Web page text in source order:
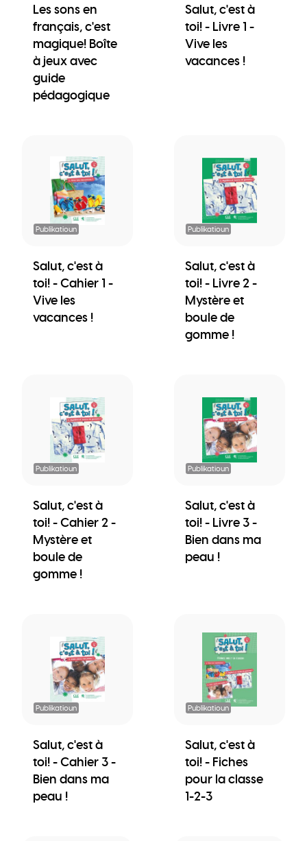
Les sons en
français, c'est
magique! Boîte
à jeux avec
guide
pédagogique
Salut, c'est à
toi! - Livre 1 -
Vive les
vacances !
Publikatioun
Salut, c'est à
toi! - Cahier 1 -
Vive les
vacances !
Publikatioun
Salut, c'est à
toi! - Livre 2 -
Mystère et
boule de
gomme !
Publikatioun
Salut, c'est à
toi! - Cahier 2 -
Mystère et
boule de
gomme !
Publikatioun
Salut, c'est à
toi! - Livre 3 -
Bien dans ma
peau !
Publikatioun
Salut, c'est à
toi! - Cahier 3 -
Bien dans ma
peau !
Publikatioun
Salut, c'est à
toi! - Fiches
pour la classe
1-2-3